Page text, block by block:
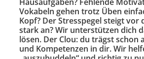
Vokabeln gehen trotz Üben
Kopf? Der Stresspegel steigt vor
stark an? Wir unterstützen dich
lösen. Der Clou: du trägst schon
und Kompetenzen in dir. Wir